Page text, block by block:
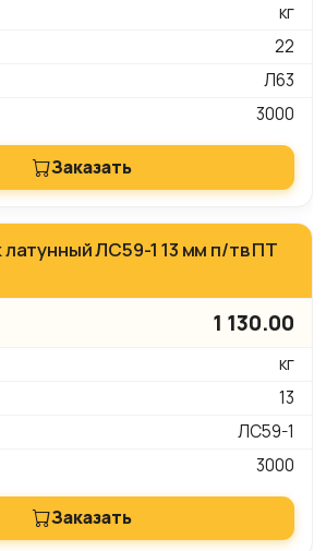
кг
22
Л63
3000
Заказать
ЛС59-1 13 мм п/тв ПТ
1 130.00
кг
13
ЛС59-1
3000
Заказать